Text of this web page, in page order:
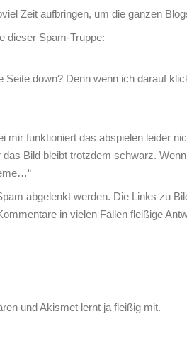
Zeit aufbringen, um die ganzen
dieser Spam-Truppe:
Seite down? Denn wenn ich darauf
mir funktioniert das abspielen leider
Bild bleibt trotzdem schwarz.
abgelenkt werden. Die Links zu
in vielen Fällen fleißige
und Akismet lernt ja fleißig mit.